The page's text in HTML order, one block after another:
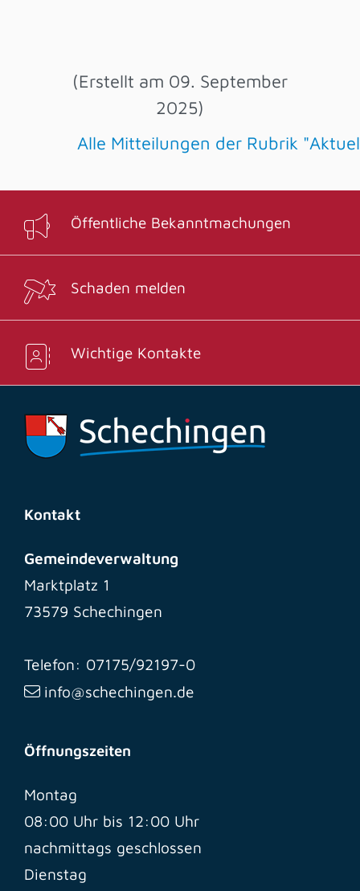
(Erstellt am 09. September
2025)
Alle Mitteilungen der Rubrik
Öffentliche Bekanntmachungen
Schaden melden
Wichtige Kontakte
Kontakt
Gemeindeverwaltung
Marktplatz 1
73579 Schechingen
Telefon: 07175/92197-0
info@schechingen.de
Öffnungszeiten
Montag
08:00 Uhr bis 12:00 Uhr
nachmittags geschlossen
Dienstag